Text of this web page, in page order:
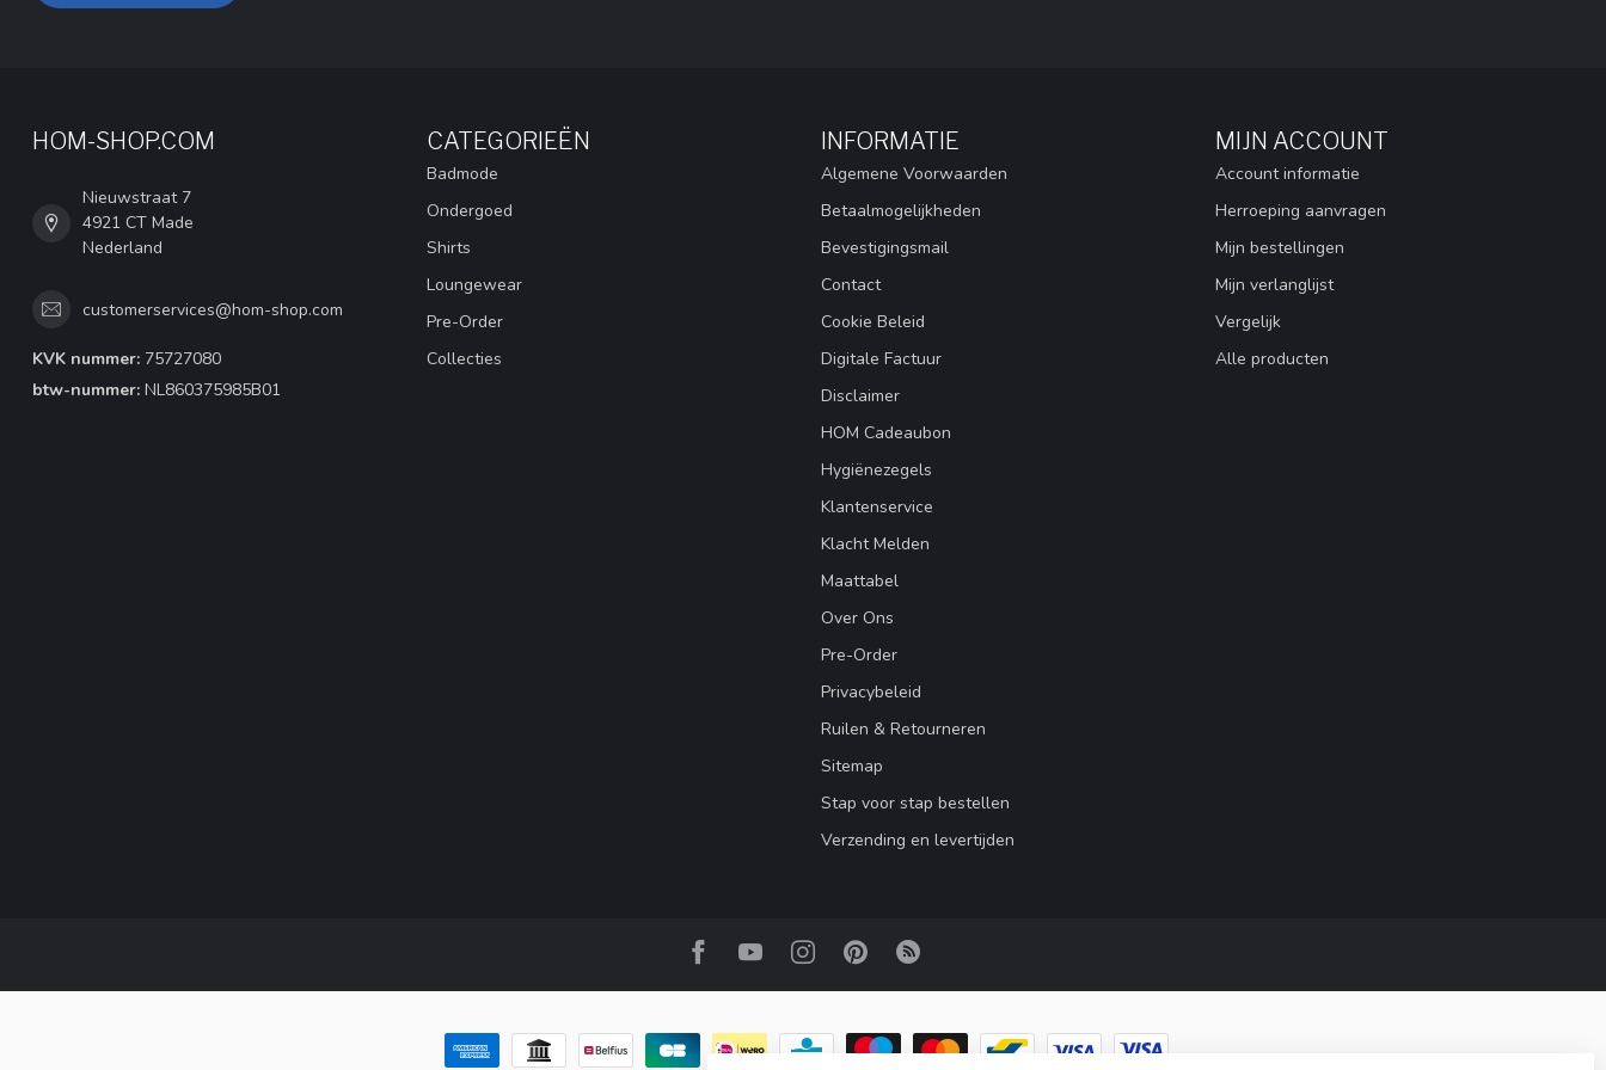
HOM-SHOP.COM
Nieuwstraat 7
4921 CT Made
Nederland
customerservices@hom-shop.com
KVK nummer: 75727080
btw-nummer: NL860375985B01
CATEGORIEËN
Badmode
Ondergoed
Shirts
Loungewear
Pre-Order
Collecties
INFORMATIE
Algemene Voorwaarden
Betaalmogelijkheden
Bevestigingsmail
Contact
Cookie Beleid
Digitale Factuur
Disclaimer
HOM Cadeaubon
Hygiënezegels
Klantenservice
Klacht Melden
Maattabel
Over Ons
Pre-Order
Privacybeleid
Ruilen & Retourneren
Sitemap
Stap voor stap bestellen
Verzending en levertijden
MIJN ACCOUNT
Account informatie
Herroeping aanvragen
Mijn bestellingen
Mijn verlanglijst
Vergelijk
Alle producten